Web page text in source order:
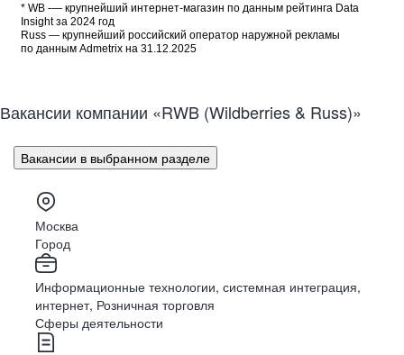
* WB -— крупнейший интернет-магазин по данным рейтинга Data
Insight за 2024 год
Russ — крупнейший российский оператор наружной рекламы
по данным Admetrix на 31.12.2025
Вакансии компании «RWB (Wildberries & Russ)»
Вакансии в выбранном разделе
Москва
Город
Информационные технологии, системная интеграция,
интернет, Розничная торговля
Сферы деятельности